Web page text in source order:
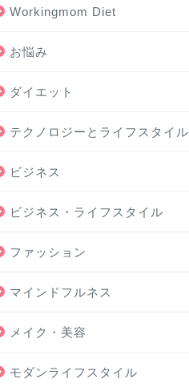
Workingmom Diet
お悩み
ダイエット
テクノロジーとライフスタイル
ビジネス
ビジネス・ライフスタイル
ファッション
マインドフルネス
メイク・美容
モダンライフスタイル